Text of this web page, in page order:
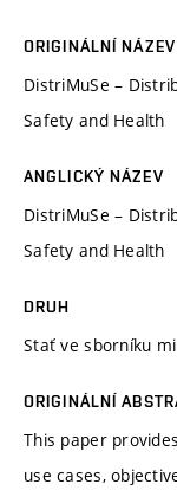
ORIGINÁLNÍ NÁZEV
DistriMuSe –
Safety and Health
ANGLICKÝ NÁZEV
DistriMuSe –
Safety and Health
DRUH
Stať ve sborníku
ORIGINÁLNÍ
This paper
use cases,